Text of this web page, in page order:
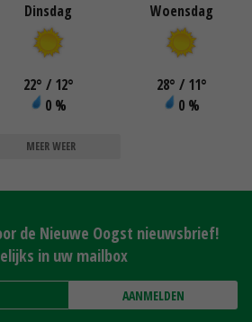
Dinsdag
22° / 12°
0 %
Woensdag
28° / 11°
0 %
MEER WEER
de Nieuwe Oogst nieuwsbrief!
in uw mailbox
AANMELDEN